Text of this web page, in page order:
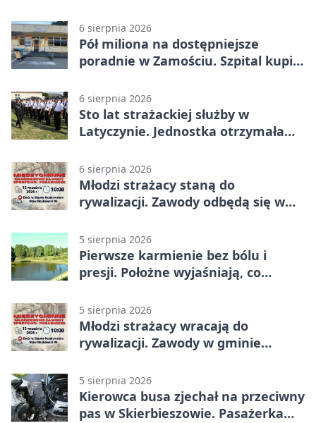
6 sierpnia 2026
Pół miliona na dostępniejsze
poradnie w Zamościu. Szpital kupi
6 sierpnia 2026
Sto lat strażackiej służby w
Latyczynie. Jednostka otrzymała
6 sierpnia 2026
Młodzi strażacy staną do
rywalizacji. Zawody odbędą się w
5 sierpnia 2026
Pierwsze karmienie bez bólu i
presji. Położne wyjaśniają, co
5 sierpnia 2026
Młodzi strażacy wracają do
rywalizacji. Zawody w gminie
5 sierpnia 2026
Kierowca busa zjechał na przeciwny
pas w Skierbieszowie. Pasażerka